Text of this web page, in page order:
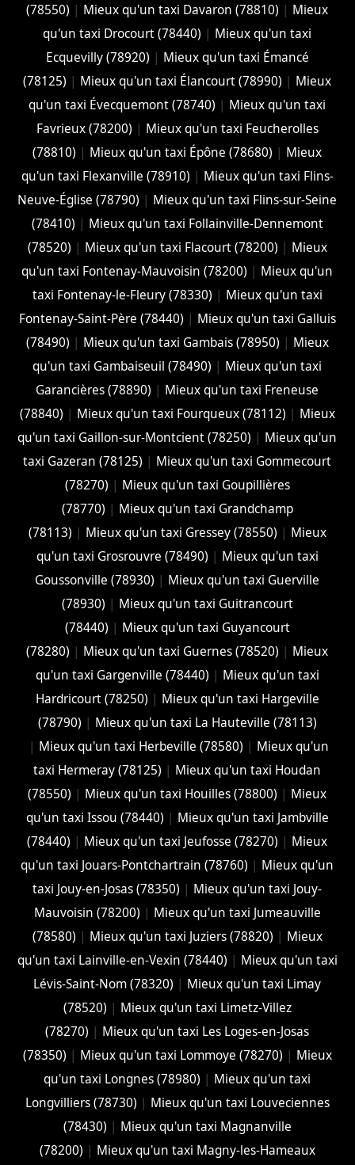
(78550) | Mieux qu'un taxi Davaron (78810) | Mieux
qu'un taxi Drocourt (78440) | Mieux qu'un taxi
Ecquevilly (78920) | Mieux qu'un taxi Émancé
(78125) | Mieux qu'un taxi Élancourt (78990) | Mieux
qu'un taxi Évecquemont (78740) | Mieux qu'un taxi
Favrieux (78200) | Mieux qu'un taxi Feucherolles
(78810) | Mieux qu'un taxi Épône (78680) | Mieux
qu'un taxi Flexanville (78910) | Mieux qu'un taxi Flins-
Neuve-Église (78790) | Mieux qu'un taxi Flins-sur-Seine
(78410) | Mieux qu'un taxi Follainville-Dennemont
(78520) | Mieux qu'un taxi Flacourt (78200) | Mieux
qu'un taxi Fontenay-Mauvoisin (78200) | Mieux qu'un
taxi Fontenay-le-Fleury (78330) | Mieux qu'un taxi
Fontenay-Saint-Père (78440) | Mieux qu'un taxi Galluis
(78490) | Mieux qu'un taxi Gambais (78950) | Mieux
qu'un taxi Gambaiseuil (78490) | Mieux qu'un taxi
Garancières (78890) | Mieux qu'un taxi Freneuse
(78840) | Mieux qu'un taxi Fourqueux (78112) | Mieux
qu'un taxi Gaillon-sur-Montcient (78250) | Mieux qu'un
taxi Gazeran (78125) | Mieux qu'un taxi Gommecourt
(78270) | Mieux qu'un taxi Goupillières
(78770) | Mieux qu'un taxi Grandchamp
(78113) | Mieux qu'un taxi Gressey (78550) | Mieux
qu'un taxi Grosrouvre (78490) | Mieux qu'un taxi
Goussonville (78930) | Mieux qu'un taxi Guerville
(78930) | Mieux qu'un taxi Guitrancourt
(78440) | Mieux qu'un taxi Guyancourt
(78280) | Mieux qu'un taxi Guernes (78520) | Mieux
qu'un taxi Gargenville (78440) | Mieux qu'un taxi
Hardricourt (78250) | Mieux qu'un taxi Hargeville
(78790) | Mieux qu'un taxi La Hauteville (78113)
| Mieux qu'un taxi Herbeville (78580) | Mieux qu'un
taxi Hermeray (78125) | Mieux qu'un taxi Houdan
(78550) | Mieux qu'un taxi Houilles (78800) | Mieux
qu'un taxi Issou (78440) | Mieux qu'un taxi Jambville
(78440) | Mieux qu'un taxi Jeufosse (78270) | Mieux
qu'un taxi Jouars-Pontchartrain (78760) | Mieux qu'un
taxi Jouy-en-Josas (78350) | Mieux qu'un taxi Jouy-
Mauvoisin (78200) | Mieux qu'un taxi Jumeauville
(78580) | Mieux qu'un taxi Juziers (78820) | Mieux
qu'un taxi Lainville-en-Vexin (78440) | Mieux qu'un taxi
Lévis-Saint-Nom (78320) | Mieux qu'un taxi Limay
(78520) | Mieux qu'un taxi Limetz-Villez
(78270) | Mieux qu'un taxi Les Loges-en-Josas
(78350) | Mieux qu'un taxi Lommoye (78270) | Mieux
qu'un taxi Longnes (78980) | Mieux qu'un taxi
Longvilliers (78730) | Mieux qu'un taxi Louveciennes
(78430) | Mieux qu'un taxi Magnanville
(78200) | Mieux qu'un taxi Magny-les-Hameaux